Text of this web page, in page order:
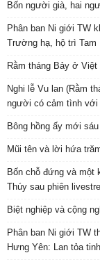
Bốn người già, hai
Phân ban Ni giới TW
Trường hạ, hộ trì Tam
Rằm tháng Bảy ở
Nghi lễ Vu lan (Rằm
người có cảm tình với
Bông hồng ấy mới
Mũi tên và lời hứa
Bốn chỗ đứng và một
Thúy sau phiên
Biệt nghiệp và cộng
Phân ban Ni giới TW
Hưng Yên: Lan tỏa